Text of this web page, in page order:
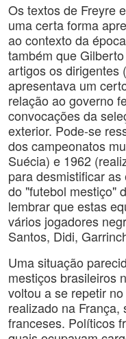
Os textos de Freyre
uma certa forma
ao contexto da
também que
artigos os dirigentes
apresentava um
relação ao governo
convocações da
exterior. Pode-se
dos campeonatos
Suécia) e 1962
para desmistificar
do "futebol mestiço"
lembrar que estas
vários jogadores
Santos, Didi,
Uma situação
mestiços brasileiros
voltou a se repetir
realizado na
franceses. Políticos